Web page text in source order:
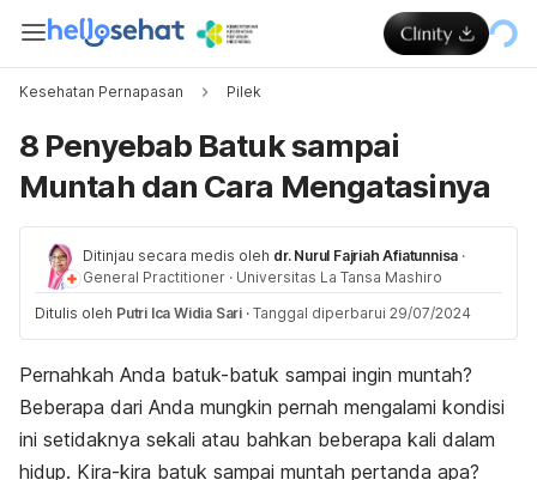
Kesehatan Pernapasan Pilek
8 Penyebab Batuk sampai
Muntah dan Cara Mengatasinya
Ditinjau secara medis oleh dr. Nurul Fajriah Afiatunnisa ·
General Practitioner · Universitas La Tansa Mashiro
Ditulis oleh Putri Ica Widia Sari · Tanggal diperbarui 29/07/2024
Pernahkah Anda batuk-batuk sampai ingin muntah?
Beberapa dari Anda mungkin pernah mengalami kondisi
ini setidaknya sekali atau bahkan beberapa kali dalam
hidup. Kira-kira batuk sampai muntah pertanda apa?